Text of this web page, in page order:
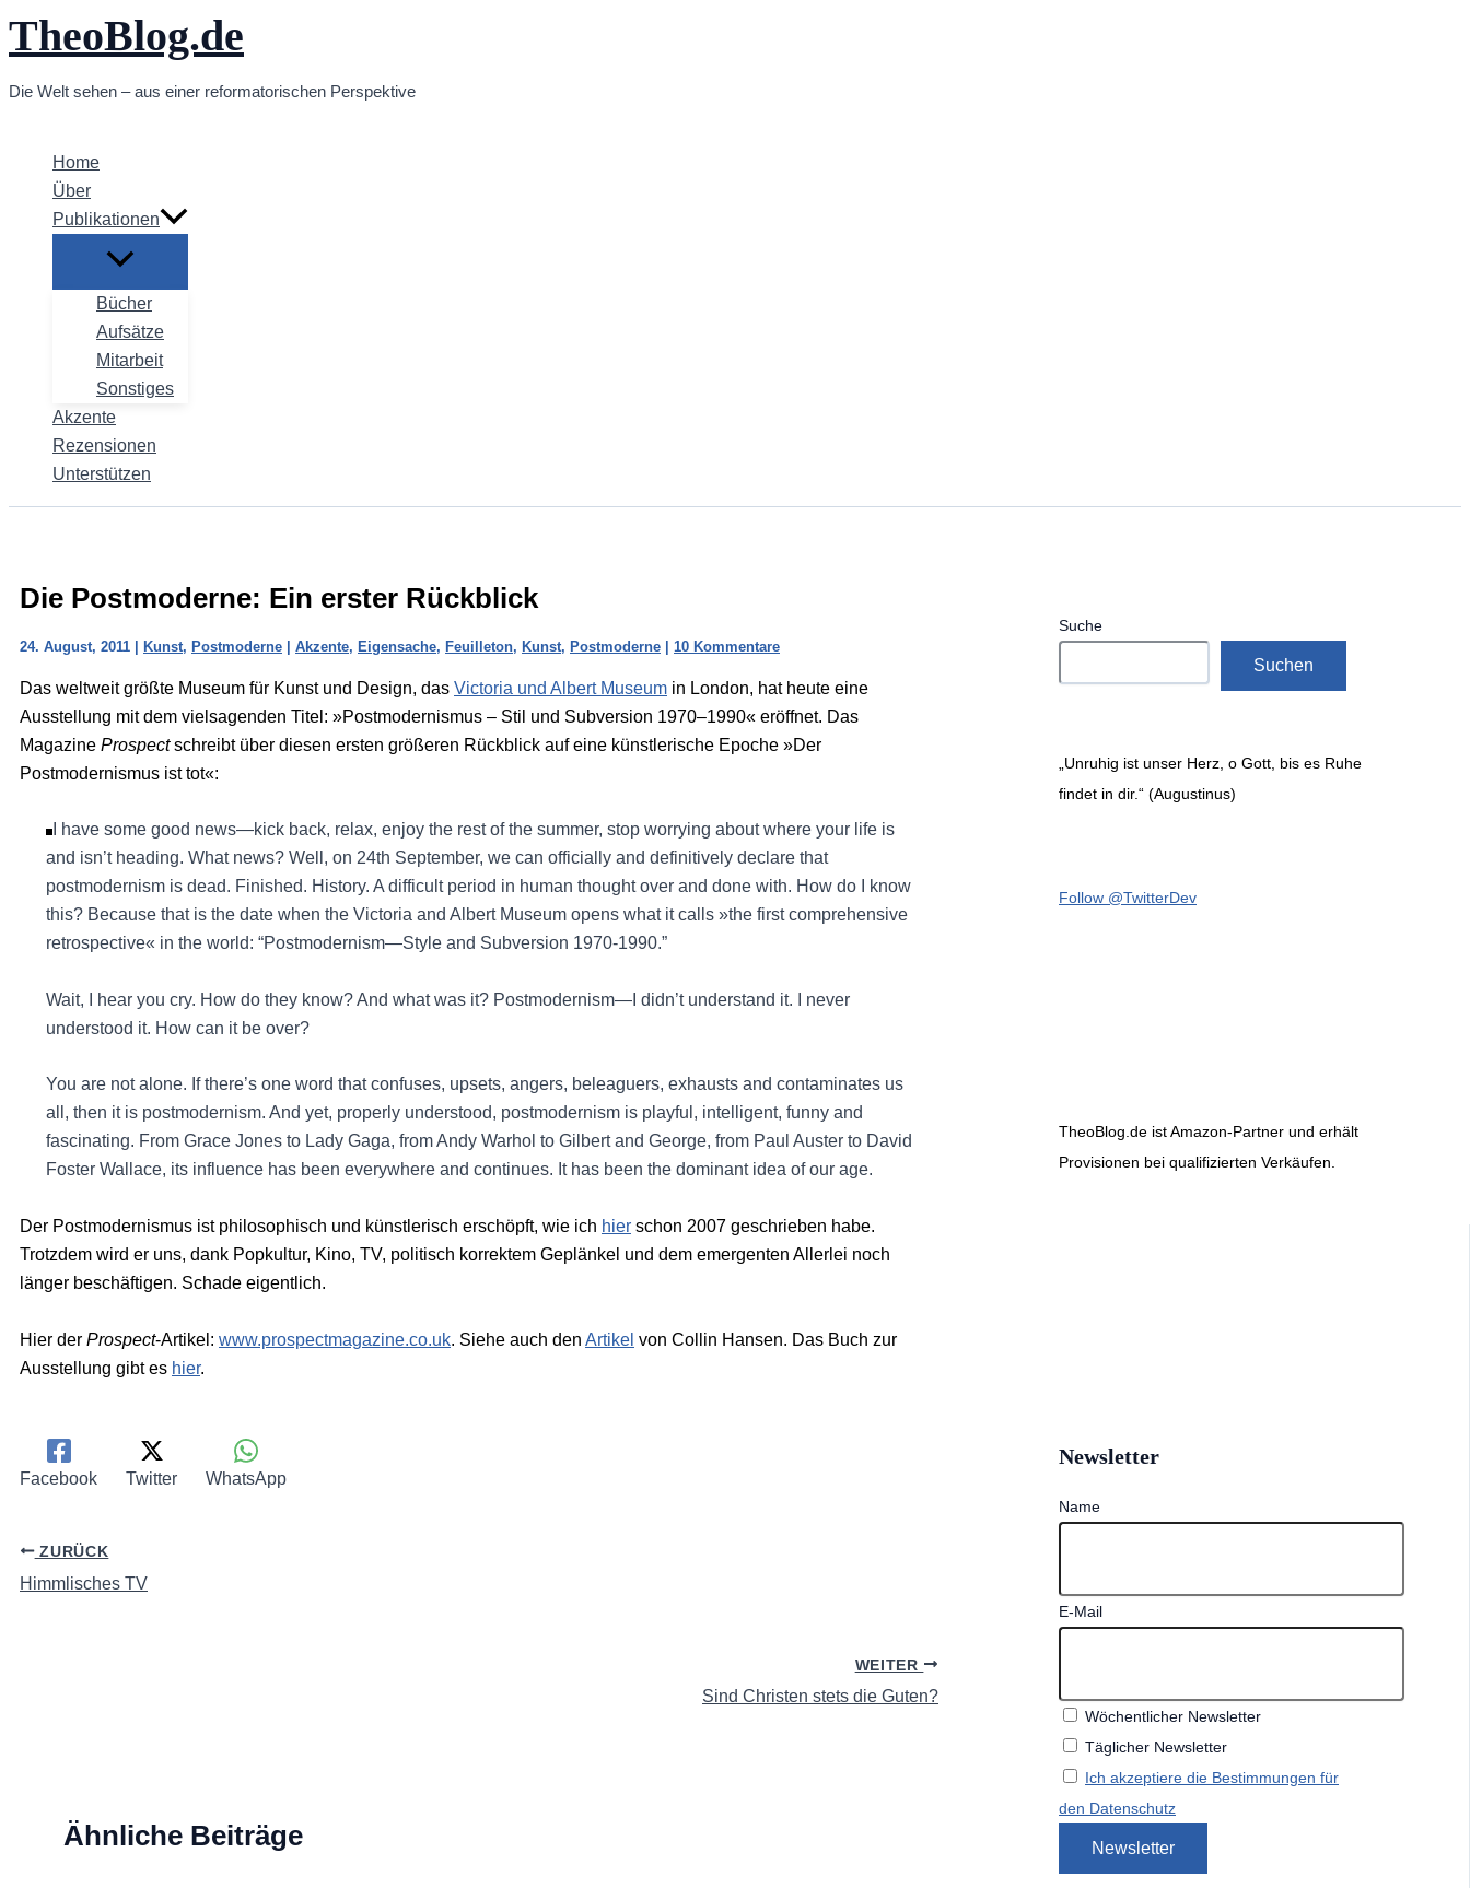
Zum
Inhalt
TheoBlog.de
Die Welt sehen – aus einer reformatorischen Perspektive
Home
Über
Publikationen
Bücher
Aufsätze
Mitarbeit
Sonstiges
Akzente
Rezensionen
Unterstützen
Die Postmoderne: Ein erster Rückblick
24. August, 2011 | Kunst, Postmoderne | Akzente, Eigensache, Feuilleton, Kunst, Postmoderne | 10 Kommentare
Das weltweit größte Museum für Kunst und Design, das Victoria und Albert Museum in London, hat heute eine
Ausstellung mit dem vielsagenden Titel: »Postmodernismus – Stil und Subversion 1970–1990« eröffnet. Das
Magazine Prospectschreibt über diesen ersten größeren Rückblick auf eine künstlerische Epoche »Der
Postmodernismus ist tot«:
I have some good news—kick back, relax, enjoy the rest of the summer, stop worrying about where your life is
and isn’t heading. What news? Well, on 24th September, we can officially and definitively declare that
postmodernism is dead. Finished. History. A difficult period in human thought over and done with. How do I know
this? Because that is the date when the Victoria and Albert Museum opens what it calls »the first comprehensive
retrospective« in the world: “Postmodernism—Style and Subversion 1970-1990.”
Wait, I hear you cry. How do they know? And what was it? Postmodernism—I didn’t understand it. I never
understood it. How can it be over?
You are not alone. If there’s one word that confuses, upsets, angers, beleaguers, exhausts and contaminates us
all, then it is postmodernism. And yet, properly understood, postmodernism is playful, intelligent, funny and
fascinating. From Grace Jones to Lady Gaga, from Andy Warhol to Gilbert and George, from Paul Auster to David
Foster Wallace, its influence has been everywhere and continues. It has been the dominant idea of our age.
Der Postmodernismus ist philosophisch und künstlerisch erschöpft, wie ich hier schon 2007 geschrieben habe.
Trotzdem wird er uns, dank Popkultur, Kino, TV, politisch korrektem Geplänkel und dem emergenten Allerlei noch
länger beschäftigen. Schade eigentlich.
Hier der Prospect-Artikel: www.prospectmagazine.co.uk. Siehe auch den Artikel von Collin Hansen. Das Buch zur
Ausstellung gibt es hier.
Facebook Twitter WhatsApp
ZURÜCK
Himmlisches TV
WEITER
Sind Christen stets die Guten?
Ähnliche Beiträge
Suche
Suchen
„Unruhig ist unser Herz, o Gott, bis es Ruhe
findet in dir.“ (Augustinus)
Follow @TwitterDev
TheoBlog.de ist Amazon-Partner und erhält
Provisionen bei qualifizierten Verkäufen.
Newsletter
Name
E-Mail
Wöchentlicher Newsletter
Täglicher Newsletter
Ich akzeptiere die Bestimmungen für
den Datenschutz